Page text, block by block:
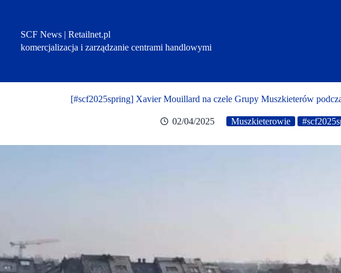
SCF News | Retailnet.pl
komercjalizacja i zarządzanie centrami handlowymi
[#scf2025spring] Xavier Mouillard na czele Grupy Muszkieterów
02/04/2025 Muszkieterowie